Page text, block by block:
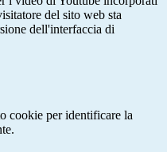
del sito web sta
dell'interfaccia di
cookie per identificare la